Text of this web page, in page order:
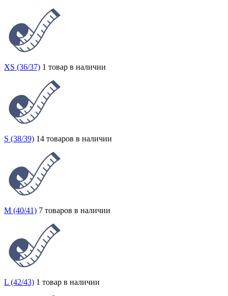
XS (36/37) 1 товар в наличии
S (38/39) 14 товаров в наличии
M (40/41) 7 товаров в наличии
L (42/43) 1 товар в наличии